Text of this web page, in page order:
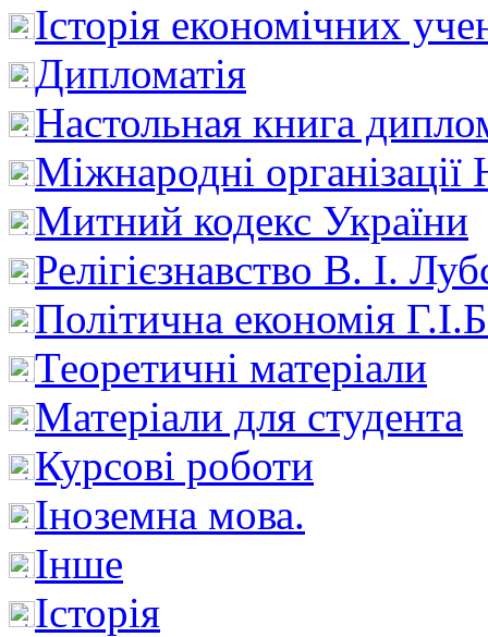
Історія економічних
Дипломатія
Настольная книга
Міжнародні
Митний кодекс України
Релігієзнавство В. І.
Політична економія
Теоретичні матеріали
Матеріали для студента
Курсові роботи
Іноземна мова.
Інше
Історія